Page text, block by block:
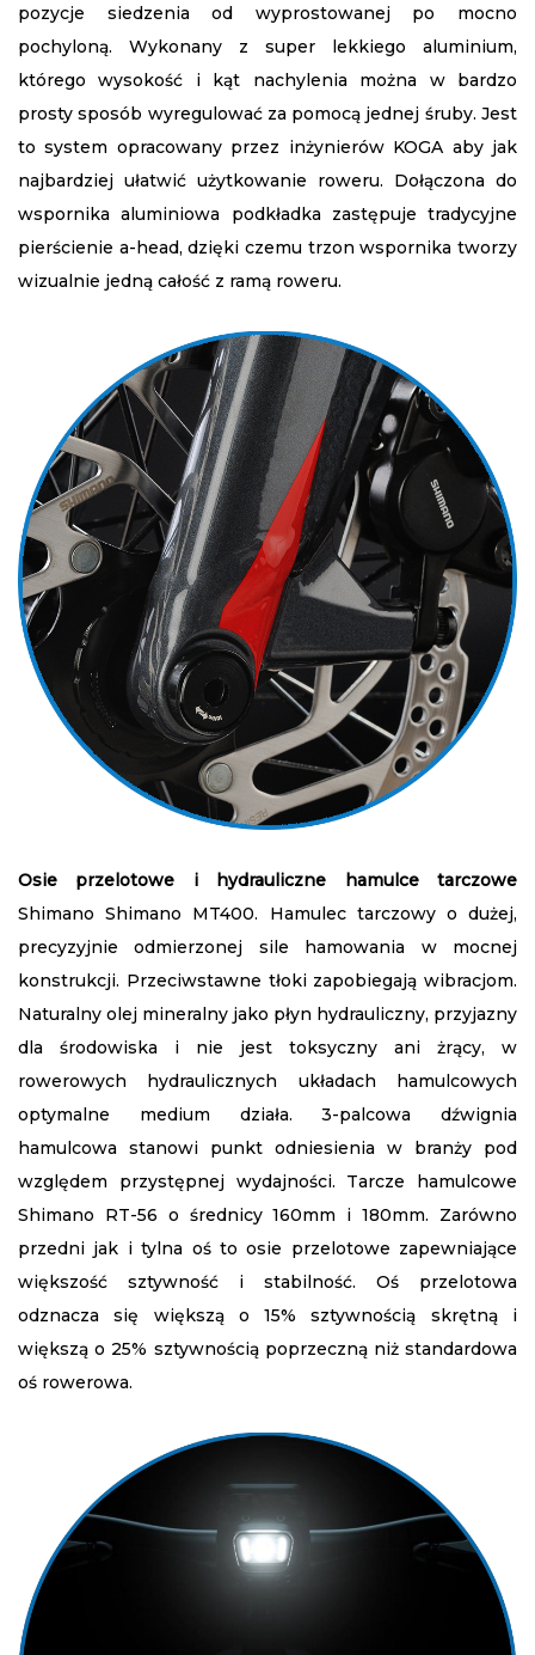
pozycje siedzenia od wyprostowanej po mocno
pochyloną. Wykonany z super lekkiego aluminium,
którego wysokość i kąt nachylenia można w bardzo
prosty sposób wyregulować za pomocą jednej śruby. Jest
to system opracowany przez inżynierów KOGA aby jak
najbardziej ułatwić użytkowanie roweru. Dołączona do
wspornika aluminiowa podkładka zastępuje tradycyjne
pierścienie a-head, dzięki czemu trzon wspornika tworzy
wizualnie jedną całość z ramą roweru.
Osie przelotowe i hydrauliczne hamulce tarczowe
Shimano Shimano MT400. Hamulec tarczowy o dużej,
precyzyjnie odmierzonej sile hamowania w mocnej
konstrukcji. Przeciwstawne tłoki zapobiegają wibracjom.
Naturalny olej mineralny jako płyn hydrauliczny, przyjazny
dla środowiska i nie jest toksyczny ani żrący, w
rowerowych hydraulicznych układach hamulcowych
optymalne medium działa. 3-palcowa dźwignia
hamulcowa stanowi punkt odniesienia w branży pod
względem przystępnej wydajności. Tarcze hamulcowe
Shimano RT-56 o średnicy 160mm i 180mm. Zarówno
przedni jak i tylna oś to osie przelotowe zapewniające
większość sztywność i stabilność. Oś przelotowa
odznacza się większą o 15% sztywnością skrętną i
większą o 25% sztywnością poprzeczną niż standardowa
oś rowerowa.